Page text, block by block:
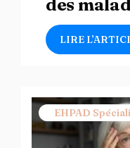
des
LIRE
EHPAD